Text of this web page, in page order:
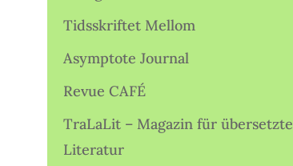
Tidsskriftet Mellom
Asymptote Journal
Revue CAFÉ
TraLaLit – Magazin für übersetzte
Literatur